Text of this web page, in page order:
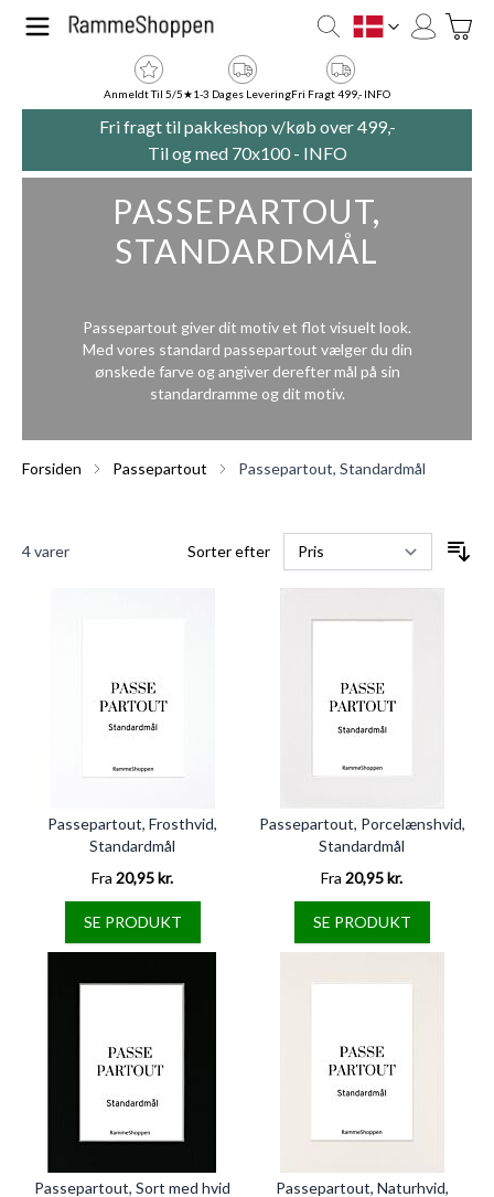
Skip to Content
DK
Anmeldt Til 5/5★1-3 Dages LeveringFri Fragt 499,- INFO
Fri fragt til pakkeshop v/køb over 499,-
Til og med 70x100 - INFO
PASSEPARTOUT,
STANDARDMÅL
Passepartout giver dit motiv et flot visuelt look.
Med vores standard passepartout vælger du din
ønskede farve og angiver derefter mål på sin
standardramme og dit motiv.
Forsiden Passepartout Passepartout, Standardmål
4varer Sorter efter
Passepartout, Frosthvid,
Standardmål
Fra 20,95 kr.
SE PRODUKT
Passepartout, Porcelænshvid,
Standardmål
Fra 20,95 kr.
SE PRODUKT
Passepartout, Sort med hvid
Passepartout, Naturhvid,